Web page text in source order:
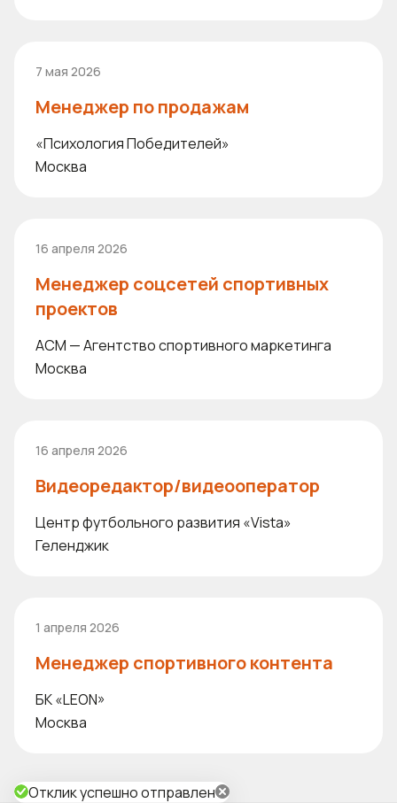
7 мая 2026
Менеджер по продажам
«Психология Победителей»
Москва
16 апреля 2026
Менеджер соцсетей спортивных
проектов
ACM — Агентство спортивного маркетинга
Москва
16 апреля 2026
Видеоредактор/видеооператор
Центр футбольного развития «Vista»
Геленджик
1 апреля 2026
Менеджер спортивного контента
БК «LEON»
Москва
Отклик успешно отправлен